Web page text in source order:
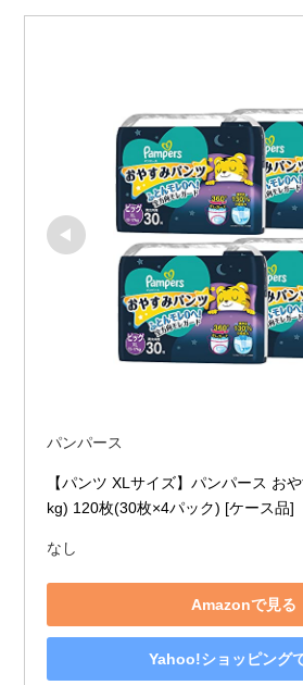
パンパース
【パンツ XLサイズ】パンパース お
kg) 120枚(30枚×4パック) [ケース品]
なし
Amazonで見る
Yahoo!ショッピング